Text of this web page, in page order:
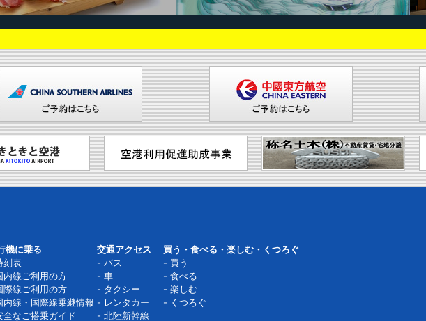
機に乗る
刻表
内線ご利用の方
際線ご利用の方
内線・国際線乗継情報
全なご搭乗ガイド
交通アクセス
バス
車
タクシー
レンタカー
北陸新幹線
買う・食べる・楽しむ・くつろぐ
買う
食べる
楽しむ
くつろぐ